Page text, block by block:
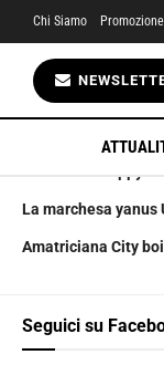
Gli ultimi
Incompreso quando
LA CULTURA
La marchesa yanus
Amatriciana City
Seguici su
Chi Siamo